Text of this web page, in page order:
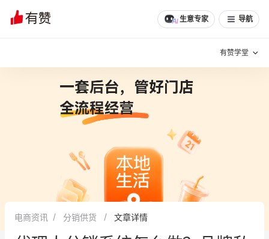
生意专家 导航
有赞学堂
增长方法
有赞专家说
新零售最佳实践
面对面聊增长
电商资讯 分销供货 文章详情